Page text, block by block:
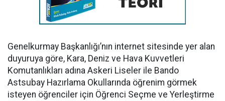
Genelkurmay Başkanlığı’nın internet sitesinde yer alan
duyuruya göre, Kara, Deniz ve Hava Kuvvetleri
Komutanlıkları adına Askeri Liseler ile Bando
Astsubay Hazırlama Okullarında öğrenim görmek
isteyen öğrenciler için Öğrenci Seçme ve Yerleştirme